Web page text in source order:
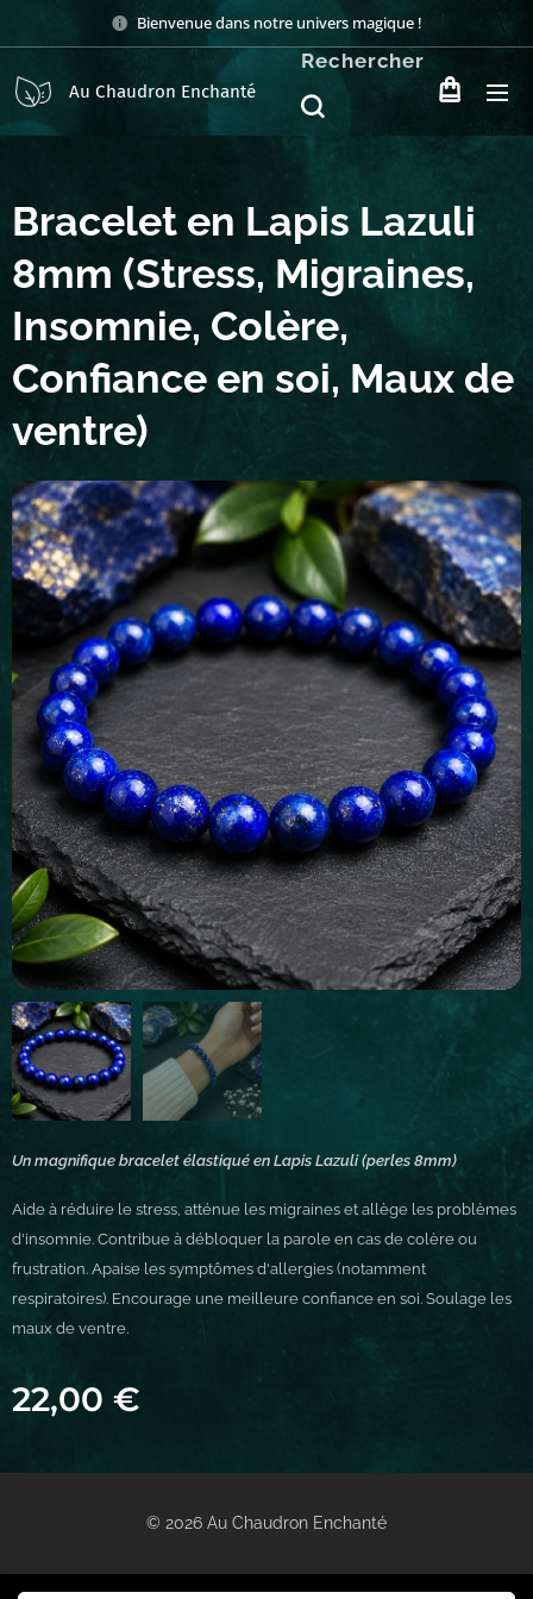
Bienvenue dans notre univers magique !
Au Chaudron Enchanté
Rechercher
Bracelet en Lapis Lazuli
8mm (Stress, Migraines,
Insomnie, Colère,
Confiance en soi, Maux de
ventre)
Un magnifique bracelet élastiqué en Lapis Lazuli (perles 8mm)
Aide à réduire le stress, atténue les migraines et allège les problèmes
d'insomnie. Contribue à débloquer la parole en cas de colère ou
frustration. Apaise les symptômes d'allergies (notamment
respiratoires). Encourage une meilleure confiance en soi. Soulage les
maux de ventre.
22,00 €
© 2026 Au Chaudron Enchanté